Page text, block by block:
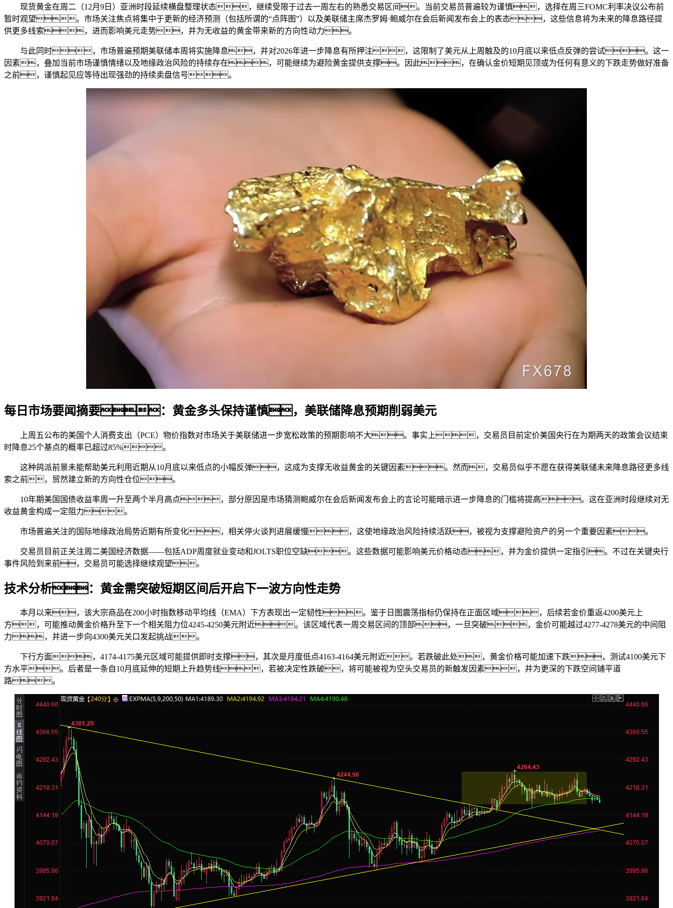
现货黄金在周二（12月9日）亚洲时段延续横盘整理状态，继续受限于过去一周左右的熟悉交易区间。当前交易员普遍较为谨慎，选择在周三FOMC利率决议公布前
暂时观望。市场关注焦点将集中于更新的经济预测（包括所谓的“点阵图”）以及美联储主席杰罗姆·鲍威尔在会后新闻发布会上的表态，这些信息将为未来的降息路径提
供更多线索，进而影响美元走势，并为无收益的黄金带来新的方向性动力。
与此同时，市场普遍预期美联储本周将实施降息，并对2026年进一步降息有所押注，这限制了美元从上周触及的10月底以来低点反弹的尝试。这一
因素，叠加当前市场谨慎情绪以及地缘政治风险的持续存在，可能继续为避险黄金提供支撑。因此，在确认金价短期见顶或为任何有意义的下跌走势做好准备
之前，谨慎起见应等待出现强劲的持续卖盘信号。
每日市场要闻摘要：黄金多头保持谨慎，美联储降息预期削弱美元
上周五公布的美国个人消费支出（PCE）物价指数对市场关于美联储进一步宽松政策的预期影响不大。事实上，交易员目前定价美国央行在为期两天的政策会议结束
时降息25个基点的概率已超过85%。
这种鸽派前景未能帮助美元利用近期从10月底以来低点的小幅反弹，这成为支撑无收益黄金的关键因素。然而，交易员似乎不愿在获得美联储未来降息路径更多线
索之前，贸然建立新的方向性仓位。
10年期美国国债收益率周一升至两个半月高点，部分原因是市场猜测鲍威尔在会后新闻发布会上的言论可能暗示进一步降息的门槛将提高。这在亚洲时段继续对无
收益黄金构成一定阻力。
市场普遍关注的国际地缘政治局势近期有所变化，相关停火谈判进展缓慢，这使地缘政治风险持续活跃，被视为支撑避险资产的另一个重要因素。
交易员目前正关注周二美国经济数据——包括ADP周度就业变动和JOLTS职位空缺。这些数据可能影响美元价格动态，并为金价提供一定指引。不过在关键央行
事件风险到来前，交易员可能选择继续观望。
技术分析：黄金需突破短期区间后开启下一波方向性走势
本月以来，该大宗商品在200小时指数移动平均线（EMA）下方表现出一定韧性。鉴于日图震荡指标仍保持在正面区域，后续若金价重返4200美元上
方，可能推动黄金价格升至下一个相关阻力位4245-4250美元附近。该区域代表一周交易区间的顶部，一旦突破，金价可能越过4277-4278美元的中间阻
力，并进一步向4300美元关口发起挑战。
下行方面，4174-4175美元区域可能提供即时支撑，其次是月度低点4163-4164美元附近。若跌破此处，黄金价格可能加速下跌，测试4100美元下
方水平。后者是一条自10月底延伸的短期上升趋势线，若被决定性跌破，将可能被视为空头交易员的新触发因素，并为更深的下跌空间铺平道
路。